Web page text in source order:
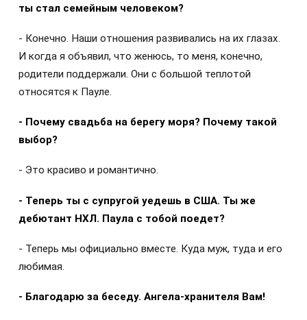
ты стал семейным человеком?
- Конечно. Наши отношения развивались на их глазах.
И когда я объявил, что женюсь, то меня, конечно,
родители поддержали. Они с большой теплотой
относятся к Пауле.
- Почему свадьба на берегу моря? Почему такой
выбор?
- Это красиво и романтично.
- Теперь ты с супругой уедешь в США. Ты же
дебютант НХЛ. Паула с тобой поедет?
- Теперь мы официально вместе. Куда муж, туда и его
любимая.
- Благодарю за беседу. Ангела-хранителя Вам!